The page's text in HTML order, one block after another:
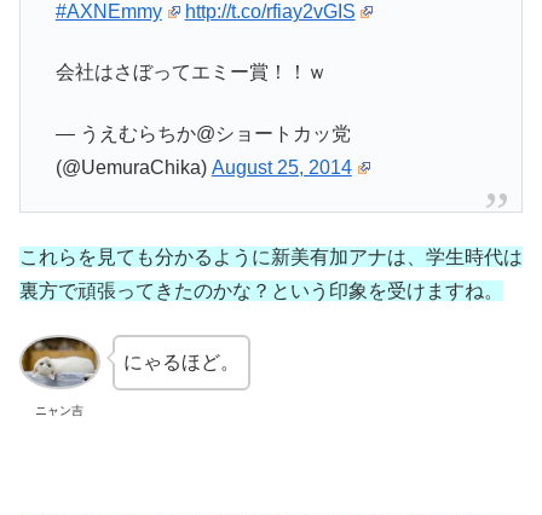
#AXNEmmy
http://t.co/rfiay2vGIS
会社はさぼってエミー賞！！ｗ
— うえむらちか@ショートカッ党
(@UemuraChika) August 25, 2014
これらを見ても分かるように新美有加アナは、学生時代は
裏方で頑張ってきたのかな？という印象を受けますね。
ニャン吉
にゃるほど。